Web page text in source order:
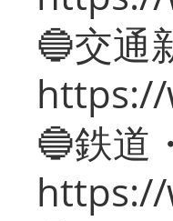
🔵交通
🔵鉄道